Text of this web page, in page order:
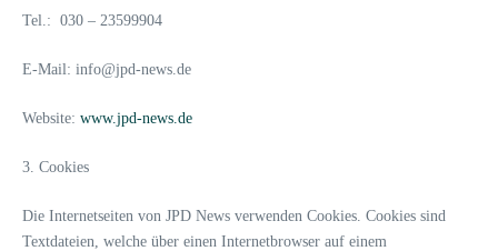
Tel.: 030 – 23599904
E-Mail: info@jpd-news.de
Website: www.jpd-news.de
3. Cookies
Die Internetseiten von JPD News verwenden Cookies. Cookies sind
Textdateien, welche über einen Internetbrowser auf einem